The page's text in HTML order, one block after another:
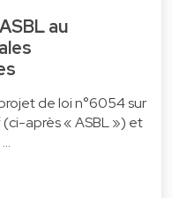
au
de loi n°6054 sur
après « ASBL ») et